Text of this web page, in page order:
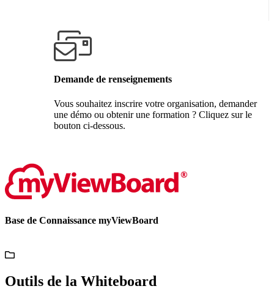
Demande de renseignements
Vous souhaitez inscrire votre organisation, demander
une démo ou obtenir une formation ? Cliquez sur le
bouton ci-dessous.
Base de Connaissance myViewBoard
Outils de la Whiteboard